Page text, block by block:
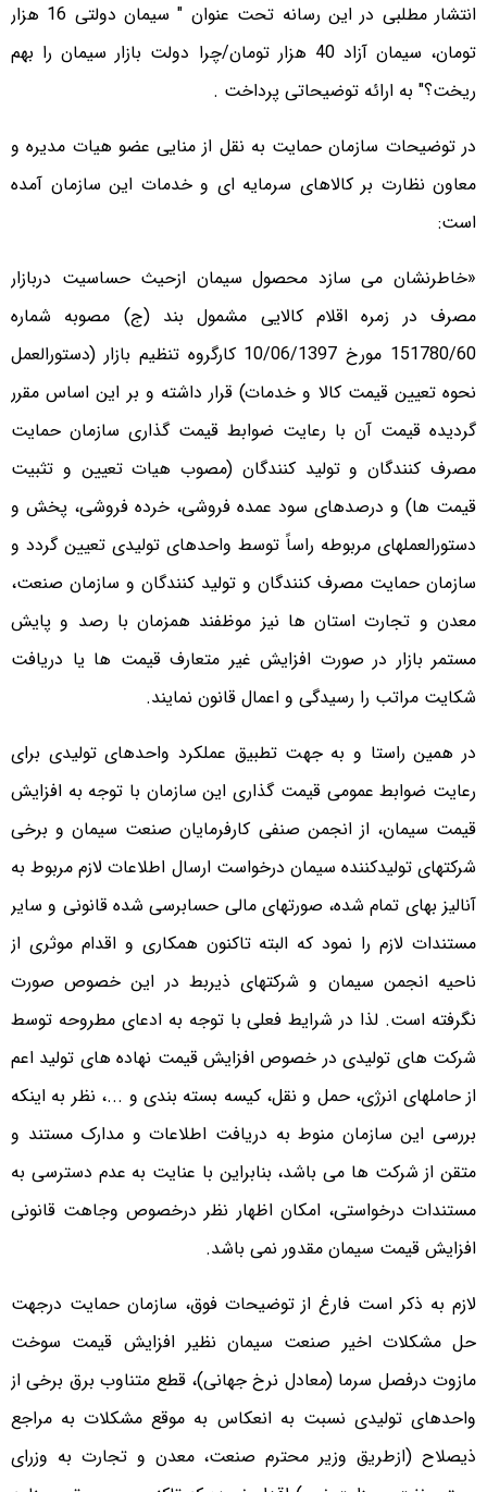
انتشار مطلبی در این رسانه تحت عنوان " سیمان دولتی 16 هزار
تومان، سیمان آزاد 40 هزار تومان/چرا دولت بازار سیمان را بهم
ریخت؟" به ارائه توضیحاتی پرداخت .
در توضیحات سازمان حمایت به نقل از منایی عضو هیات مدیره و
معاون نظارت بر کالاهای سرمایه ای و خدمات این سازمان آمده
است:
«خاطرنشان می سازد محصول سیمان ازحیث حساسیت دربازار
مصرف در زمره اقلام کالایی مشمول بند (ج) مصوبه شماره
151780/60 مورخ 10/06/1397 کارگروه تنظیم بازار (دستورالعمل
نحوه تعیین قیمت کالا و خدمات) قرار داشته و بر این اساس مقرر
گردیده قیمت آن با رعایت ضوابط قیمت گذاری سازمان حمایت
مصرف کنندگان و تولید کنندگان (مصوب هیات تعیین و تثبیت
قیمت ها) و درصدهای سود عمده فروشی، خرده فروشی، پخش و
دستورالعملهای مربوطه راساً توسط واحدهای تولیدی تعیین گردد و
سازمان حمایت مصرف کنندگان و تولید کنندگان و سازمان صنعت،
معدن و تجارت استان ها نیز موظفند همزمان با رصد و پایش
مستمر بازار در صورت افزایش غیر متعارف قیمت ها یا دریافت
شکایت مراتب را رسیدگی و اعمال قانون نمایند.
در همین راستا و به جهت تطبیق عملکرد واحدهای تولیدی برای
رعایت ضوابط عمومی قیمت گذاری این سازمان با توجه به افزایش
قیمت سیمان، از انجمن صنفی کارفرمایان صنعت سیمان و برخی
شرکتهای تولیدکننده سیمان درخواست ارسال اطلاعات لازم مربوط به
آنالیز بهای تمام شده، صورتهای مالی حسابرسی شده قانونی و سایر
مستندات لازم را نمود که البته تاکنون همکاری و اقدام موثری از
ناحیه انجمن سیمان و شرکتهای ذیربط در این خصوص صورت
نگرفته است. لذا در شرایط فعلی با توجه به ادعای مطروحه توسط
شرکت های تولیدی در خصوص افزایش قیمت نهاده های تولید اعم
از حاملهای انرژی، حمل و نقل، کیسه بسته بندی و ...، نظر به اینکه
بررسی این سازمان منوط به دریافت اطلاعات و مدارک مستند و
متقن از شرکت ها می باشد، بنابراین با عنایت به عدم دسترسی به
مستندات درخواستی، امکان اظهار نظر درخصوص وجاهت قانونی
افزایش قیمت سیمان مقدور نمی باشد.
لازم به ذکر است فارغ از توضیحات فوق، سازمان حمایت درجهت
حل مشکلات اخیر صنعت سیمان نظیر افزایش قیمت سوخت
مازوت درفصل سرما (معادل نرخ جهانی)، قطع متناوب برق برخی از
واحدهای تولیدی نسبت به انعکاس به موقع مشکلات به مراجع
ذیصلاح (ازطریق وزیر محترم صنعت، معدن و تجارت به وزرای